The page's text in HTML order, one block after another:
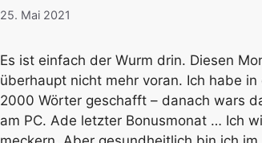
25. Mai 2021
Es ist einfach der Wurm drin. Diesen
überhaupt nicht mehr voran. Ich habe
2000 Wörter geschafft – danach wars
am PC. Ade letzter Bonusmonat … Ich